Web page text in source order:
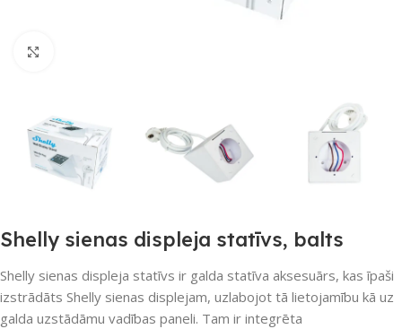
Shelly sienas displeja statīvs, balts
Shelly sienas displeja statīvs ir galda statīva aksesuārs, kas īpaši
izstrādāts Shelly sienas displejam, uzlabojot tā lietojamību kā uz
galda uzstādāmu vadības paneli. Tam ir integrēta